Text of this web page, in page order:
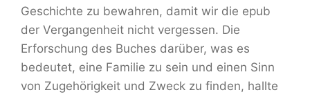
Geschichte zu bewahren, damit wir die epub
der Vergangenheit nicht vergessen. Die
Erforschung des Buches darüber, was es
bedeutet, eine Familie zu sein und einen Sinn
von Zugehörigkeit und Zweck zu finden, hallte